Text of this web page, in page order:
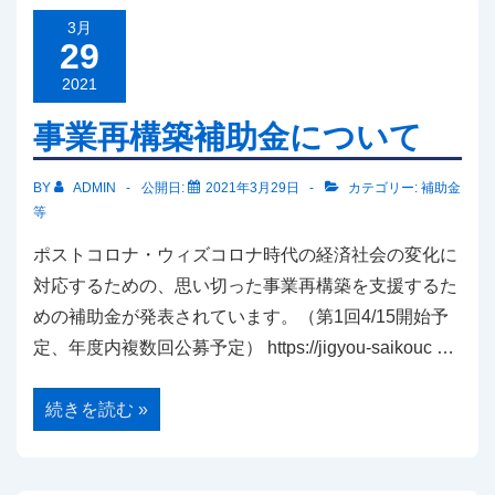
助
に
つ
て
3月
29
2021
事業再構築補助金について
BY ADMIN 公開日: 2021年3月29日 カテゴリー: 補助金
等
ポストコロナ・ウィズコロナ時代の経済社会の変化に
対応するための、思い切った事業再構築を支援するた
めの補助金が発表されています。（第1回4/15開始予
定、年度内複数回公募予定） https://jigyou-saikouc …
事
業
再
続きを読む »